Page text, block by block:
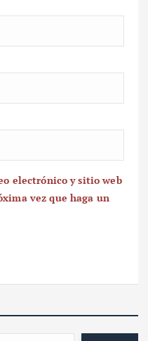
electrónico y sitio web
vez que haga un